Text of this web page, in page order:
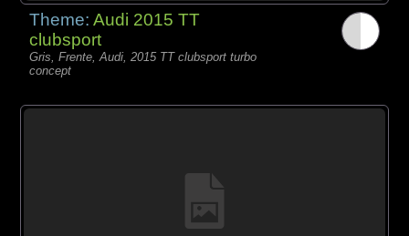
Theme:Audi 2015 TT
clubsport
Gris, Frente, Audi, 2015 TT clubsport turbo
concept